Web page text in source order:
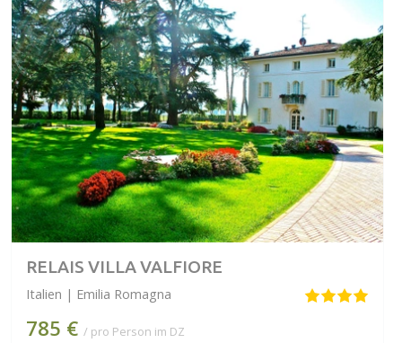
RELAIS VILLA VALFIORE
Italien | Emilia Romagna
785 € / pro Person im DZ